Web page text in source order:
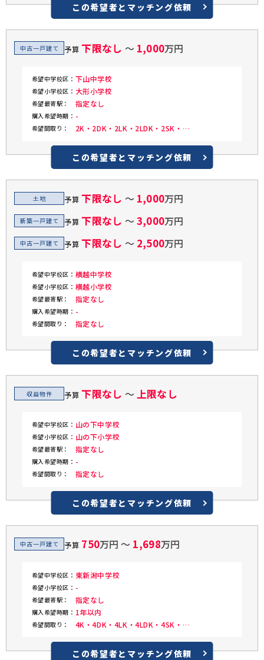
この希望者と マッチング依頼
中古一戸建て 予算 下限なし 〜 1,000万円
希望中学校区： 下山中学校
希望小学校区： 大形小学校
希望最寄駅： 指定なし
購入希望時期： -
希望間取り： 2K・2DK・2LK・2LDK・2SK・
この希望者と マッチング依頼
土地 予算 下限なし 〜 1,000万円
新築一戸建て 予算 下限なし 〜 3,000万円
中古一戸建て 予算 下限なし 〜 2,500万円
希望中学校区： 横越中学校
希望小学校区： 横越小学校
希望最寄駅： 指定なし
購入希望時期： -
希望間取り： 指定なし
この希望者と マッチング依頼
収益物件 予算 下限なし 〜 上限なし
希望中学校区： 山の下中学校
希望小学校区： 山の下小学校
希望最寄駅： 指定なし
購入希望時期： -
希望間取り： 指定なし
この希望者と マッチング依頼
中古一戸建て 予算 750万円 〜 1,698万円
希望中学校区： 東新潟中学校
希望小学校区： -
希望最寄駅： 指定なし
購入希望時期： 1年以内
希望間取り： 4K・4DK・4LK・4LDK・4SK・
この希望者と マッチング依頼